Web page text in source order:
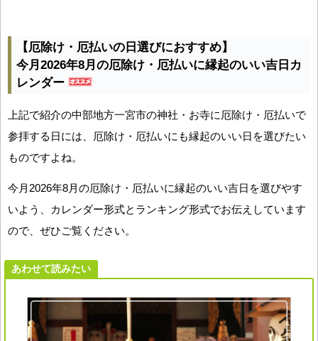
【厄除け・厄払いの日選びにおすすめ】
今月2026年8月の厄除け・厄払いに縁起のいい吉日カ
レンダー
上記で紹介の中部地方一宮市の神社・お寺に厄除け・厄払いで
参拝する日には、厄除け・厄払いにも縁起のいい日を選びたい
ものですよね。
今月2026年8月の厄除け・厄払いに縁起のいい吉日を選びやす
いよう、カレンダー形式とランキング形式でお伝えしています
ので、ぜひご覧ください。
あわせて読みたい